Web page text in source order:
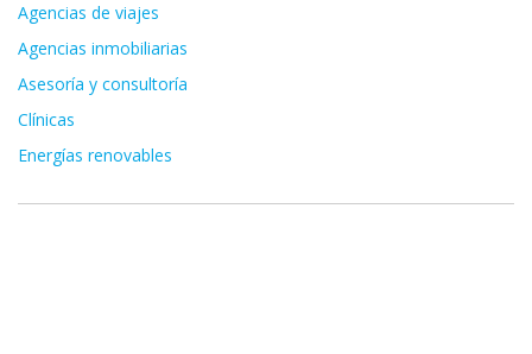
Agencias de viajes
Agencias inmobiliarias
Asesoría y consultoría
Clínicas
Energías renovables